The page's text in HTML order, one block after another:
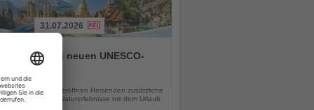
31.07.2026
zu den neuen UNESCO-
UNESCO-Stätten eröffnen Reisenden zusätzliche
Kultur- und Naturerlebnisse mit dem Urlaub